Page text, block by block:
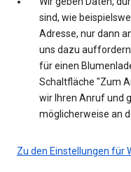
sind, wie
Adresse, nur dann
uns dazu
für einen
Schaltfläche "Zum
wir Ihren Anruf und
möglicherweise an
Zu den Einstellungen für